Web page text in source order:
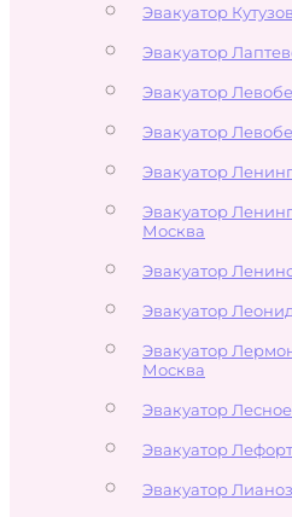
Эвакуатор
Эвакуатор
Эвакуатор
Эвакуатор
Эвакуатор
Эвакуатор
Москва
Эвакуатор
Эвакуатор
Эвакуатор
Москва
Эвакуатор
Эвакуатор
Эвакуатор